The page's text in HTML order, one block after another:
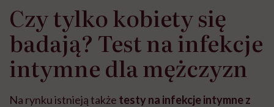
Czy tylko kobiety się
badają? Test na infekcje
intymne dla mężczyzn
Na rynku istnieją także testy na infekcje intymne z